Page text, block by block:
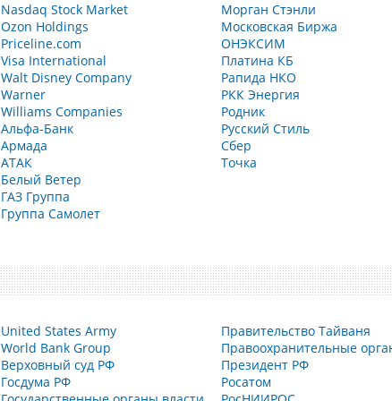
Nasdaq Stock Market
Ozon Holdings
Priceline.com
Visa International
Walt Disney Company
Warner
Williams Companies
Альфа-Банк
Армада
АТАК
Белый Ветер
ГАЗ Группа
Группа Самолет
Морган Стэнли
Московская Биржа
ОНЭКСИМ
Платина КБ
Рапида НКО
РКК Энергия
Родник
Русский Стиль
Сбер
Точка
United States Army
World Bank Group
Верховный суд РФ
Госдума РФ
Правительство Тайваня
Правоохранительные
Президент РФ
Росатом